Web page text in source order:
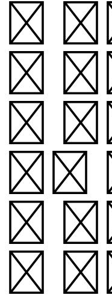
이
각
글
리를
이
록